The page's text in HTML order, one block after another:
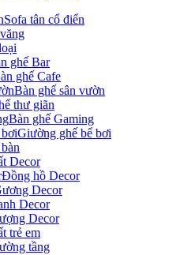
Sofa tân cổ điển
ghế Bar
ghế Cafe
Bàn ghế sân vườn
thư giãn
Bàn ghế Gaming
Giường ghế bể bơi
Decor
Đồng hồ Decor
Decor
Decor
Decor
trẻ em
tầng